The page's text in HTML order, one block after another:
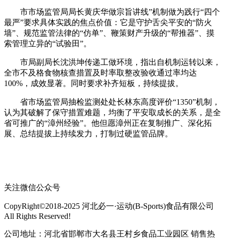
市市场监管局局长黄庆华做宗旨讲线”机制做为践行“四个
最严”要求具体实践的焦点价值：它是守护舌尖平安的“防火
墙”、规范监管法律的“仿单”、鞭策财产升级的“帮推器”、摸
索管理立异的“试验田”。
市局副局长沈洪坤传递工做环境，指出自机制运转以来，
全市不及格食物核查措置及时率取整改验收通过率均达
100%，成效显著。同时要求补齐短板，持续提拔。
省市场监管局抽检监测处处长林东高度评价“1350”机制，
认为其破解了保守措置难题，均衡了平安取成长的关系，是全
省可推广的“漳州经验”。他但愿漳州正在复制推广、深化拓
展、总结提拔上持续发力，打制过硬监管品牌。
关注微信公众号
CopyRight©2018-2025 河北必一·运动(B-Sports)食品有限公司
All Rights Reserved!
公司地址：河北省邯郸市大名县王村乡食品工业园区 销售热